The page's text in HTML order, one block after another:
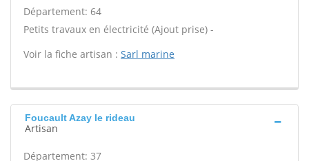
Département: 64
Petits travaux en électricité (Ajout prise) -
Voir la fiche artisan : Sarl marine
Foucault Azay le rideau
Artisan
Département: 37